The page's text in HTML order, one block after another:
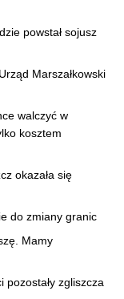
powstał sojusz
Marszałkowski
walczyć w
kosztem
okazała się
do zmiany granic
Mamy
zgliszcza